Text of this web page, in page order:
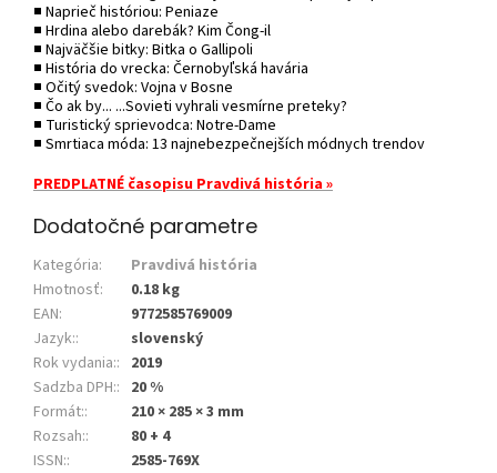
■ Naprieč históriou: Peniaze
■ Hrdina alebo darebák? Kim Čong-il
■ Najväčšie bitky: Bitka o Gallipoli
■ História do vrecka: Černobyľská havária
■ Očitý svedok: Vojna v Bosne
■ Čo ak by... ...Sovieti vyhrali vesmírne preteky?
■ Turistický sprievodca: Notre-Dame
■ Smrtiaca móda: 13 najnebezpečnejších módnych trendov
PREDPLATNÉ časopisu Pravdivá história »
Dodatočné parametre
Kategória:
Pravdivá história
Hmotnosť:
0.18 kg
EAN:
9772585769009
Jazyk::
slovenský
Rok vydania:: 2019
Sadzba DPH:: 20 %
Formát::
210 × 285 × 3 mm
Rozsah::
80 + 4
ISSN:: 2585-769X